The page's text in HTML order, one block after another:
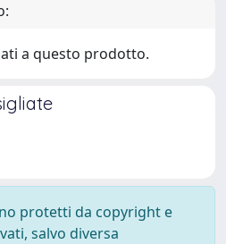
a questo prodotto.
protetti da copyright e
salvo diversa